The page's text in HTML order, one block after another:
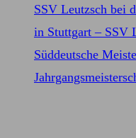
SSV Leutzsch bei
in Stuttgart – SSV
Süddeutsche